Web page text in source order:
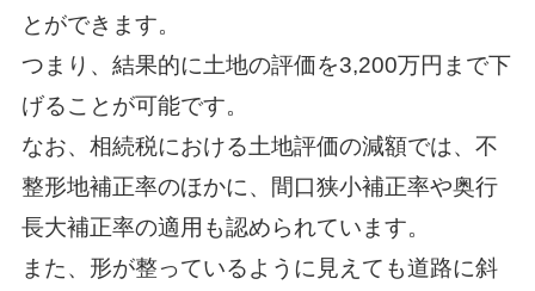
とができます。
つまり、結果的に土地の評価を3,200万円まで下
げることが可能です。
なお、相続税における土地評価の減額では、不
整形地補正率のほかに、間口狭小補正率や奥行
長大補正率の適用も認められています。
また、形が整っているように見えても道路に斜